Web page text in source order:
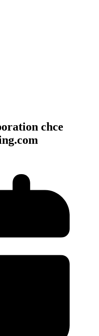
chce